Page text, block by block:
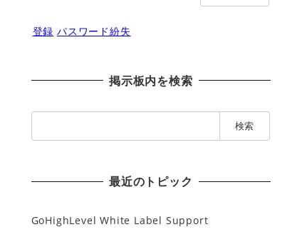
登録 パスワード紛失
掲示板内を検索
索
最近のトピック
GoHighLevel White Label Support